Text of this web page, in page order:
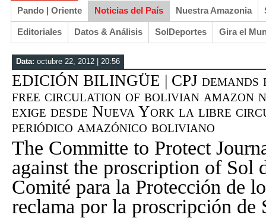
Pando | Oriente Noticias del País Nuestra Amazonia
Editoriales Datos & Análisis SolDeportes Gira el
Data: octubre 22, 2012 | 20:56
EDICIÓN BILINGÜE | CPJ
free circulation of bolivian amazon
exige desde Nueva York la libre
periódico amazónico boliviano
The Committe to Protect
against the proscription of Sol
Comité para la Protección de
reclama por la proscripción de